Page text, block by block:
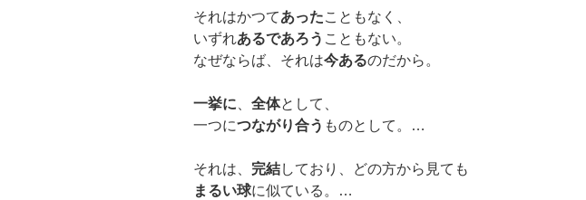
それはかつてあったこともなく、
いずれあるであろう こともない。
なぜならば、それは今あるのだから。
一挙に 全体として、
一つにつながり合う ものとして。…
それは、 完結しており、どの方から見ても
まるい球に似ている。…